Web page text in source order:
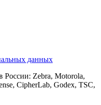
данных
России: Zebra, Motorola,
CipherLab, Godex, TSC,